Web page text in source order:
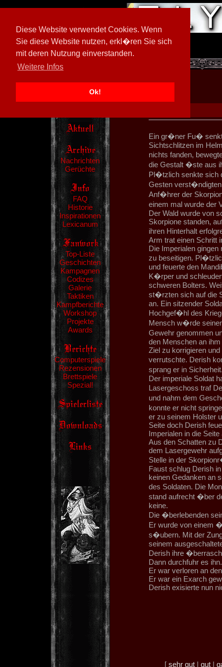
Diese Website verwendet Cookies. Wenn
Sie diese Website nutzen, erkl�ren Sie sich
mit deren Nutzung einverstanden.
Weitere Infos
Ok!
[ 602026/M3]
Nachrichten
Gerüchte
FAQ
Historie
Inspirationen
Lexicanum
Top-Liste
Geschichten
Kampagnen
Codizes
Galerie
Taktiken
Kampfberichte
Workshop
Projekte
Awards
Computerspiele
Rezensionen
Brettspiele
Spezial!
Ein gr�ner Fu�
Sichtschlitzen im
nichts fanden,
die Gestalt �ste aus
Pl�tzlich senkte sich
Gesten verst�ndigten
Anf�hrer der
einem mal wurde der
Der Wald wurde von
Skorpione standen,
ihren Hinterhalt
Arm trat einen Schritt
Die Imperialen gingen
zu beseitigen.
und feuerte den
K�rper und
schweren Bolters.
st�rzten sich auf die
an. Ein sitzender
Hochgef�hl des
Mensch w�rde
Gewehr genommen
den Menschen an
Ziel zu korrigieren
verrutschte. Derish
sprang er in
Der imperiale Soldat
Lasergeschoss traf
und nahm dem
konnte er nicht
er zu seinem Holster
Seite doch Derish
Imperialen in die
Aus den Schatten zu
dem Lasergewehr
Stelle in der
Faust schlug Derish
keinen Gedanken an
des Soldaten. Die
stand aufrecht �ber
keine.
Die �berlebenden
Er wurde von einem
s�ubern. Mit der
seinem
Derish ihre
Dann durchfuhr es
Er war verloren an
Er war ein Exarch
Derish exisierte nun
[ sehr gut| gut|